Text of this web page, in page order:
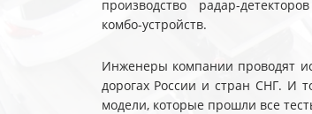
производство радар-
комбо-устройств.
Инженеры компании проводят
дорогах России и стран СНГ. И
модели, которые прошли все